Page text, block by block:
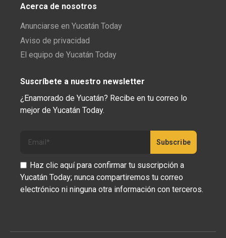
Acerca de nosotros
Anunciarse en Yucatán Today
Aviso de privacidad
El equipo de Yucatán Today
Suscríbete a nuestro newsletter
¿Enamorado de Yucatán? Recibe en tu correo lo
mejor de Yucatán Today.
Haz clic aquí para confirmar tu suscripción a
Yucatán Today; nunca compartiremos tu correo
electrónico ni ninguna otra información con terceros.